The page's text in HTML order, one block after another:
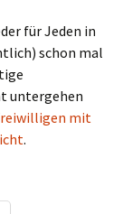
für Jeden in
schon mal
untergehen
mit
.